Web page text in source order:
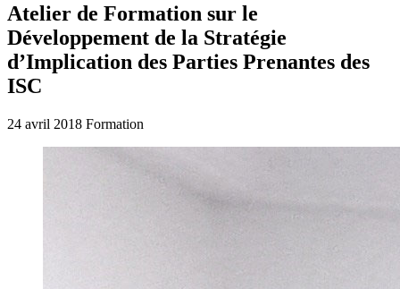
Atelier de Formation sur le
Développement de la Stratégie
d’Implication des Parties Prenantes des
ISC
24 avril 2018 Formation